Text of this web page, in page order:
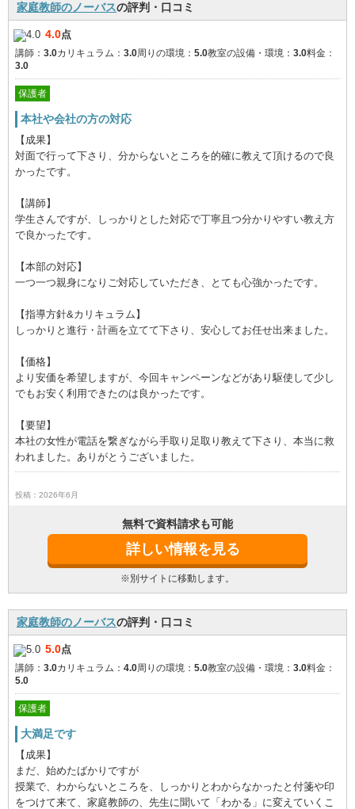
家庭教師のノーバスの評判・口コミ
4.0点
講師： 3.0カリキュラム： 3.0周りの環境： 5.0教室の設備・環境： 3.0料金：
3.0
保護者
本社や会社の方の対応
【成果】
対面で行って下さり、分からないところを的確に教えて頂けるので良
かったです。
【講師】
学生さんですが、しっかりとした対応で丁寧且つ分かりやすい教え方
で良かったです。
【本部の対応】
一つ一つ親身になりご対応していただき、とても心強かったです。
【指導方針&カリキュラム】
しっかりと進行・計画を立てて下さり、安心してお任せ出来ました。
【価格】
より安価を希望しますが、今回キャンペーンなどがあり駆使して少し
でもお安く利用できたのは良かったです。
【要望】
本社の女性が電話を繋ぎながら手取り足取り教えて下さり、本当に救
われました。ありがとうございました。
投稿：2026年6月
無料で資料請求も可能
詳しい情報を見る
※別サイトに移動します。
家庭教師のノーバスの評判・口コミ
5.0点
講師： 3.0カリキュラム： 4.0周りの環境： 5.0教室の設備・環境： 3.0料金：
5.0
保護者
大満足です
【成果】
まだ、始めたばかりですが
授業で、わからないところを、しっかりとわからなかったと付箋や印
をつけて来て、家庭教師の、先生に聞いて「わかる」に変えていくこ